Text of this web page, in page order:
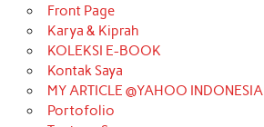
Front Page
Karya & Kiprah
KOLEKSI E-BOOK
Kontak Saya
MY ARTICLE @YAHOO INDONESIA
Portofolio